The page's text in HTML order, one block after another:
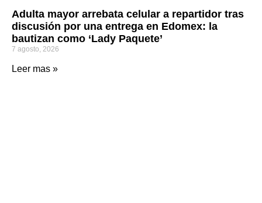
Adulta mayor arrebata celular a repartidor tras
discusión por una entrega en Edomex: la
bautizan como ‘Lady Paquete’
7 agosto, 2026
Leer mas »